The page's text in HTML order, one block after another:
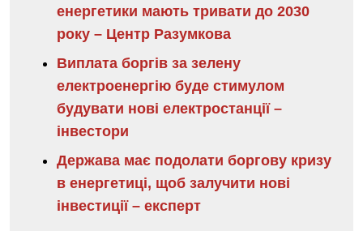
енергетики мають тривати до 2030
року – Центр Разумкова
Виплата боргів за зелену
електроенергію буде стимулом
будувати нові електростанції –
інвестори
Держава має подолати боргову кризу
в енергетиці, щоб залучити нові
інвестиції – експерт